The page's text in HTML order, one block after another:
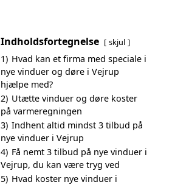
Indholdsfortegnelse skjul
1) Hvad kan et firma med speciale i
nye vinduer og døre i Vejrup
hjælpe med?
2) Utætte vinduer og døre koster
på varmeregningen
3) Indhent altid mindst 3 tilbud på
nye vinduer i Vejrup
4) Få nemt 3 tilbud på nye vinduer i
Vejrup, du kan være tryg ved
5) Hvad koster nye vinduer i